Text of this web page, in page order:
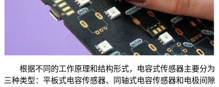
根据不同的工作原理和结构形式，电容式传感器主要分为
三种类型：平板式电容传感器、同轴式电容传感器和电极间隙